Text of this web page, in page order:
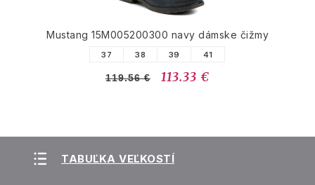
Mustang 15M005200300 navy dámske čižmy
37 38 39 41
119.56 € 113.33 €
TABUĽKA VEĽKOSTÍ